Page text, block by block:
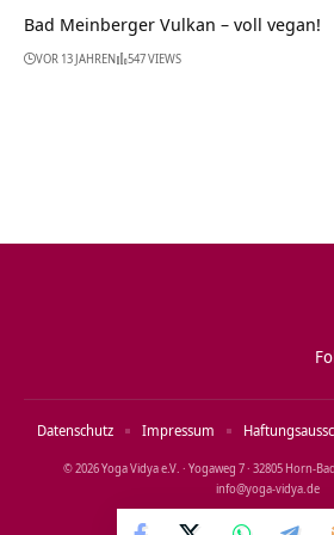
Bad Meinberger Vulkan – voll vegan!
VOR 13 JAHREN 547 VIEWS
© 2026 Yoga Vidya e.V. · Yogaweg 7 · 32805
info@yoga‑vidya.de
Datenschutz Impressum